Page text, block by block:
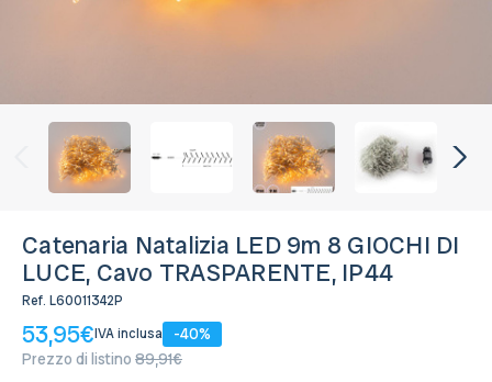
Catenaria Natalizia LED 9m 8 GIOCHI DI
LUCE, Cavo TRASPARENTE, IP44
Ref. L60011342P
53,95€IVA inclusa
-40%
Prezzo di listino 89,91€